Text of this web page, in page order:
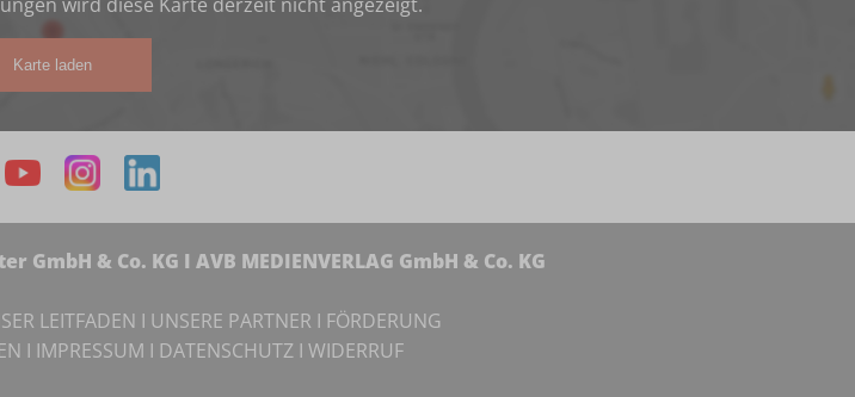
Karte laden
GmbH & Co. KG I AVB MEDIENVERLAG GmbH & Co. KG
LEITFADEN I UNSERE PARTNER I FÖRDERUNG
I IMPRESSUM I DATENSCHUTZ I WIDERRUF